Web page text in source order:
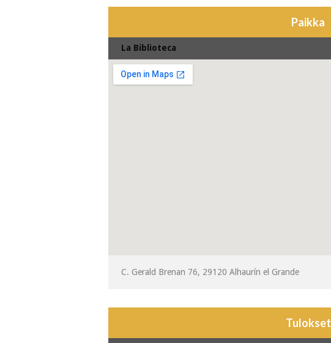
Paikka
La Biblioteca
C. Gerald Brenan 76, 29120 Alhaurín el Grande
Tulokset